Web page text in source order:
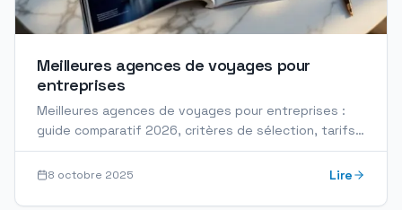
Meilleures agences de voyages pour
entreprises
Meilleures agences de voyages pour entreprises :
guide comparatif 2026, critères de sélection, tarifs
négociés et plateformes de gestion centralisées.
8 octobre 2025 Lire